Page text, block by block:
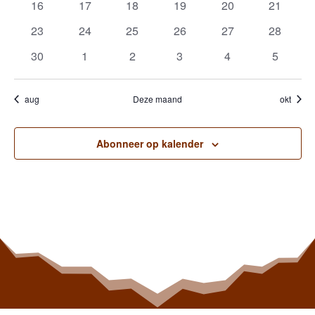
0
16
0
17
0
18
0
19
0
20
0
21
0
23
0
24
0
25
0
26
0
27
0
28
0
30
0
1
0
2
0
3
0
4
0
5
aug Deze maand okt
Abonneer op kalender